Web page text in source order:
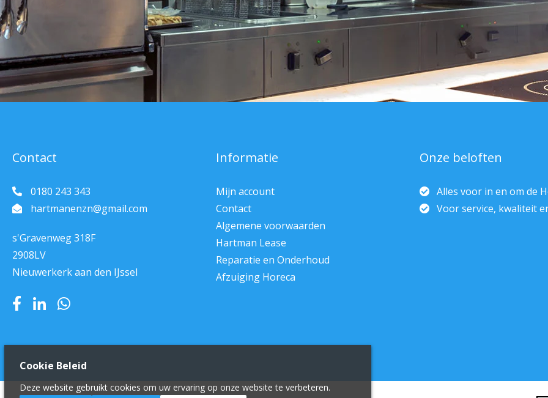
Contact
0180 243 343
hartmanenzn@gmail.com
s'Gravenweg 318F
2908LV
Nieuwerkerk aan den IJssel
Informatie
Mijn account
Contact
Algemene voorwaarden
Hartman Lease
Reparatie en Onderhoud
Afzuiging Horeca
Onze beloften
Alles voor in en om de
Voor service, kwaliteit
Cookie Beleid
Deze website gebruikt cookies om uw ervaring op onze website te verbeteren.